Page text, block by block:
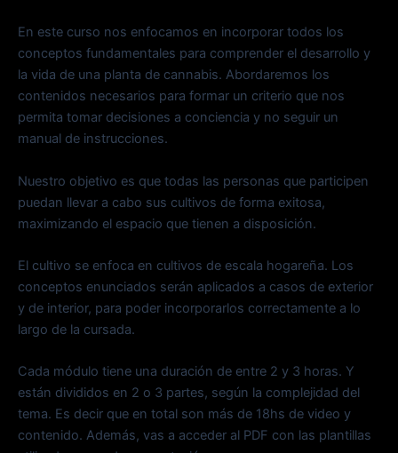
En este curso nos enfocamos en incorporar todos los
conceptos fundamentales para comprender el desarrollo y
la vida de una planta de cannabis. Abordaremos los
contenidos necesarios para formar un criterio que nos
permita tomar decisiones a conciencia y no seguir un
manual de instrucciones.
Nuestro objetivo es que todas las personas que participen
puedan llevar a cabo sus cultivos de forma exitosa,
maximizando el espacio que tienen a disposición.
El cultivo se enfoca en cultivos de escala hogareña. Los
conceptos enunciados serán aplicados a casos de exterior
y de interior, para poder incorporarlos correctamente a lo
largo de la cursada.
Cada módulo tiene una duración de entre 2 y 3 horas. Y
están divididos en 2 o 3 partes, según la complejidad del
tema. Es decir que en total son más de 18hs de video y
contenido. Además, vas a acceder al PDF con las plantillas